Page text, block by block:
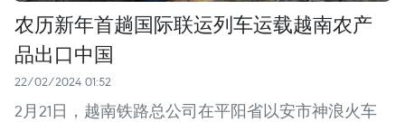
农历新年首趟国际联运列车运载越南农产
品出口中国
22/02/2024 01:52
2月21日，越南铁路总公司在平阳省以安市神浪火车